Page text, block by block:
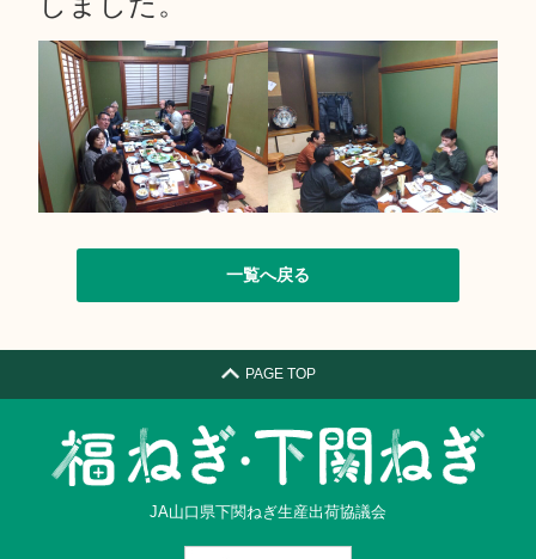
一覧へ戻る
PAGE TOP
JA山口県下関ねぎ生産出荷協議会